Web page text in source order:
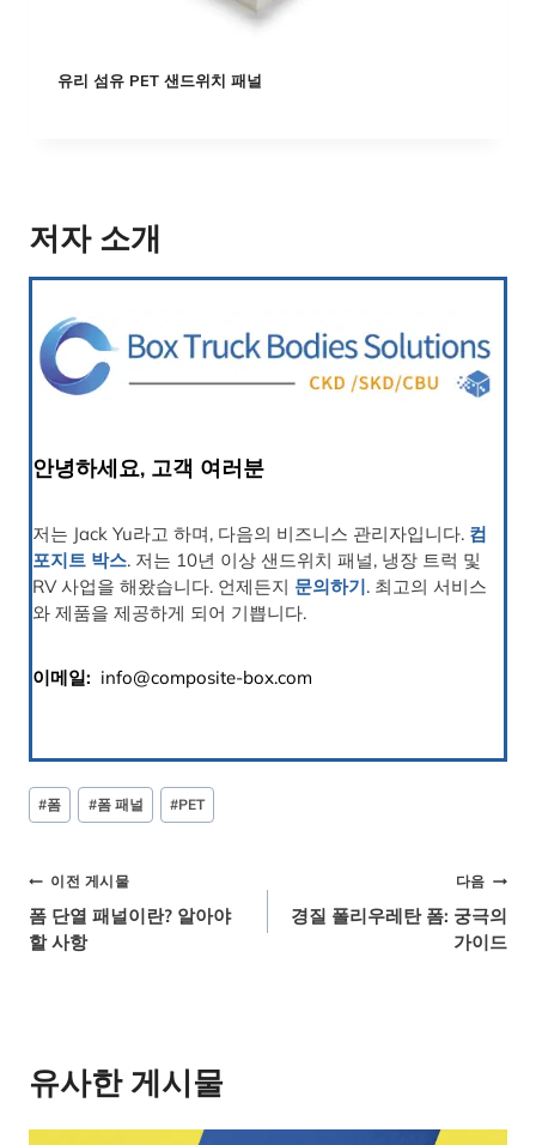
유리 섬유 PET 샌드위치 패널
저자 소개
안녕하세요, 고객 여러분
저는 Jack Yu라고 하며, 다음의 비즈니스 관리자입니다. 컴
포지트 박스. 저는 10년 이상 샌드위치 패널, 냉장 트럭 및
RV 사업을 해왔습니다. 언제든지 문의하기. 최고의 서비스
와 제품을 제공하게 되어 기쁩니다.
이메일: info@composite-box.com
게
시
#폼 #폼 패널 #PET
글
내
이
션
이전 게시물
폼 단열 패널이란? 알아야
할 사항
다음
경질 폴리우레탄 폼: 궁극의
가이드
유사한 게시물